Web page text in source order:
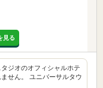
見る
ジオのオフィシャルホテ
せん。 ユニバーサルタウ